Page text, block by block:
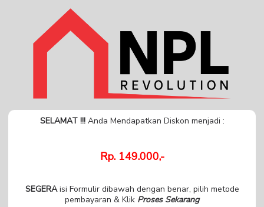
SELAMAT !!!Anda Mendapatkan Diskon menjadi :
Rp. 149.000,-
SEGERAisi Formulir dibawah dengan benar, pilih metode
pembayaran & Klik Proses Sekarang